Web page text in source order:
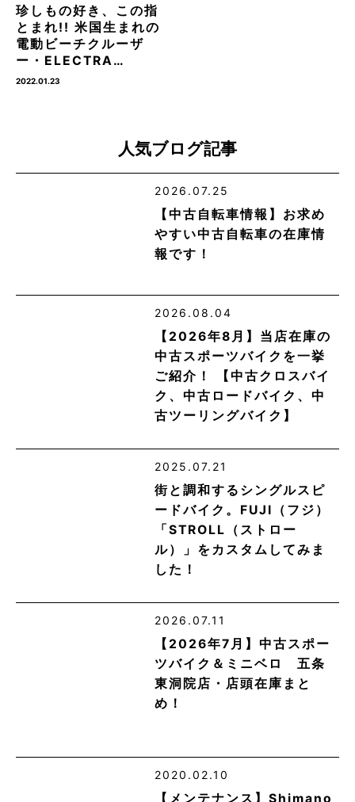
珍しもの好き、この指
とまれ!! 米国生まれの
電動ビーチクルーザ
ー・ELECTRA…
2022.01.23
人気ブログ記事
2026.07.25
【中古自転車情報】お求め
やすい中古自転車の在庫情
報です！
2026.08.04
【2026年8月】当店在庫の
中古スポーツバイクを一挙
ご紹介！ 【中古クロスバイ
ク、中古ロードバイク、中
古ツーリングバイク】
2025.07.21
街と調和するシングルスピ
ードバイク。FUJI（フジ）
「STROLL（ストロー
ル）」をカスタムしてみま
した！
2026.07.11
【2026年7月】中古スポー
ツバイク＆ミニベロ 五条
東洞院店・店頭在庫まと
め！
2020.02.10
【メンテナンス】Shimano